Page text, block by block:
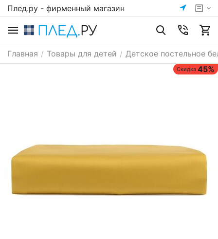
Плед.ру - фирменный магазин
Главная / Товары для детей / Детское постельное
Скидка 45%